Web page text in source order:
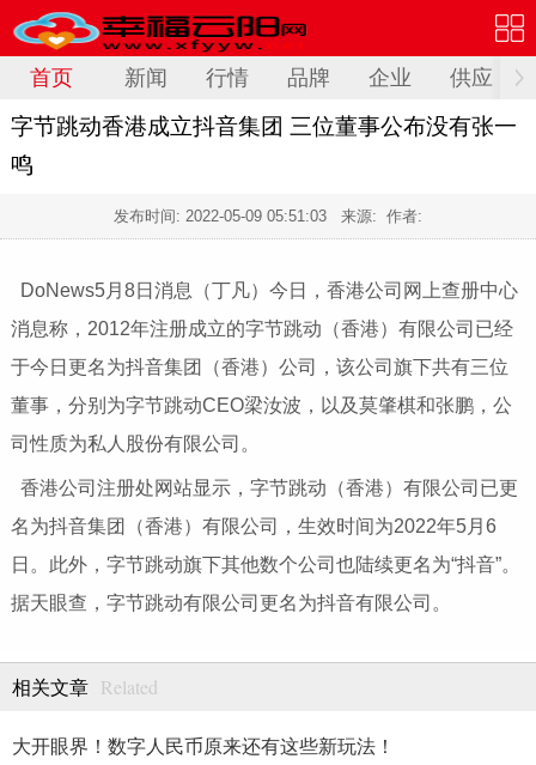
首页 新闻 行情 品牌 企业 供应
字节跳动香港成立抖音集团 三位董事公布没有张一
鸣
发布时间: 2022-05-09 05:51:03 来源: 作者:
DoNews5月8日消息（丁凡）今日，香港公司网上查册中心
消息称，2012年注册成立的字节跳动（香港）有限公司已经
于今日更名为抖音集团（香港）公司，该公司旗下共有三位
董事，分别为字节跳动CEO梁汝波，以及莫肇棋和张鹏，公
司性质为私人股份有限公司。
香港公司注册处网站显示，字节跳动（香港）有限公司已更
名为抖音集团（香港）有限公司，生效时间为2022年5月6
日。此外，字节跳动旗下其他数个公司也陆续更名为“抖音”。
据天眼查，字节跳动有限公司更名为抖音有限公司。
相关文章 Related
大开眼界！数字人民币原来还有这些新玩法！